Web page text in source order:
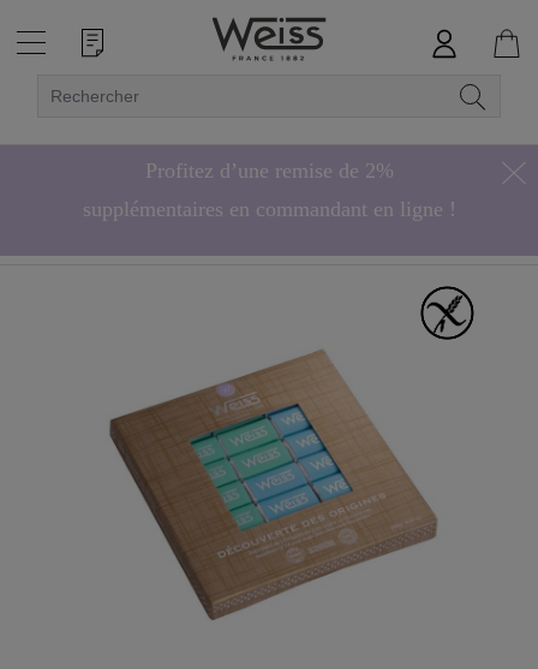
Profitez d’une remise de 2%
supplémentaires en commandant en ligne !